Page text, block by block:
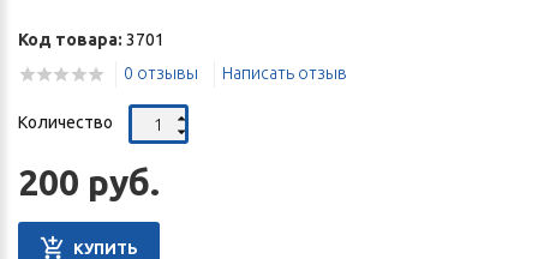
Код товара: 3701
0 отзывы
Написать отзыв
Количество
200 руб.
КУПИТЬ